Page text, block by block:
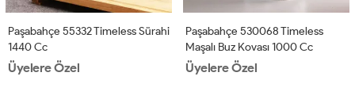
Paşabahçe 55332 Timeless Sürahi
1440 Cc
Üyelere Özel
Paşabahçe 530068 Timeless
Maşalı Buz Kovası 1000 Cc
Üyelere Özel